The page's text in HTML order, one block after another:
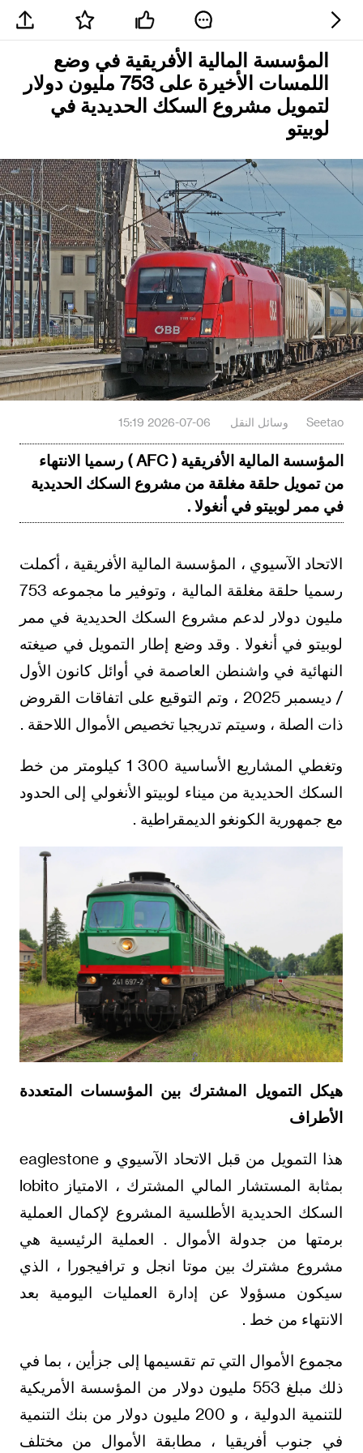
المؤسسة المالية الأفريقية في وضع
اللمسات الأخيرة على 753 مليون دولار
لتمويل مشروع السكك الحديدية في
لوبيتو
Seetao وسائل النقل 2026-07-06 15:19
المؤسسة المالية الأفريقية ( AFC ) رسميا الانتهاء
من تمويل حلقة مغلقة من مشروع السكك الحديدية
في ممر لوبيتو في أنغولا .
الاتحاد الآسيوي ، المؤسسة المالية الأفريقية ، أكملت
رسميا حلقة مغلقة المالية ، وتوفير ما مجموعه 753
مليون دولار لدعم مشروع السكك الحديدية في ممر
لوبيتو في أنغولا . وقد وضع إطار التمويل في صيغته
النهائية في واشنطن العاصمة في أوائل كانون الأول
/ ديسمبر 2025 ، وتم التوقيع على اتفاقات القروض
ذات الصلة ، وسيتم تدريجيا تخصيص الأموال اللاحقة .
وتغطي المشاريع الأساسية 300 1 كيلومتر من خط
السكك الحديدية من ميناء لوبيتو الأنغولي إلى الحدود
مع جمهورية الكونغو الديمقراطية .
هيكل التمويل المشترك بين المؤسسات المتعددة
الأطراف
هذا التمويل من قبل الاتحاد الآسيوي و eaglestone
بمثابة المستشار المالي المشترك ، الامتياز lobito
السكك الحديدية الأطلسية المشروع لإكمال العملية
برمتها من جدولة الأموال . العملية الرئيسية هي
مشروع مشترك بين موتا انجل و ترافيجورا ، الذي
سيكون مسؤولا عن إدارة العمليات اليومية بعد
الانتهاء من خط .
مجموع الأموال التي تم تقسيمها إلى جزأين ، بما في
ذلك مبلغ 553 مليون دولار من المؤسسة الأمريكية
للتنمية الدولية ، و 200 مليون دولار من بنك التنمية
في جنوب أفريقيا ، مطابقة الأموال من مختلف